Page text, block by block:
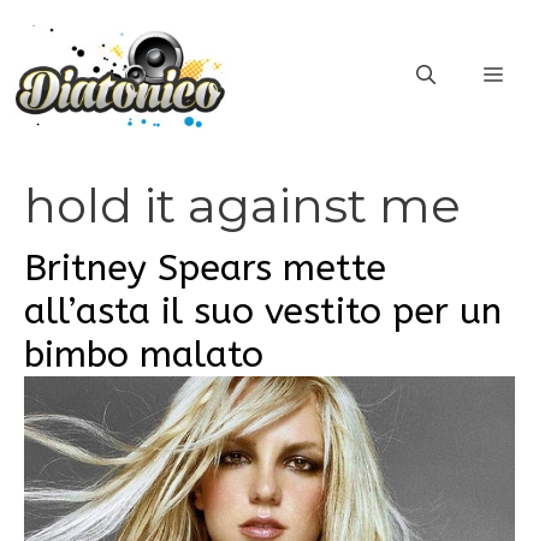
contenuto
hold it against me
Britney Spears mette
all’asta il suo vestito per un
bimbo malato